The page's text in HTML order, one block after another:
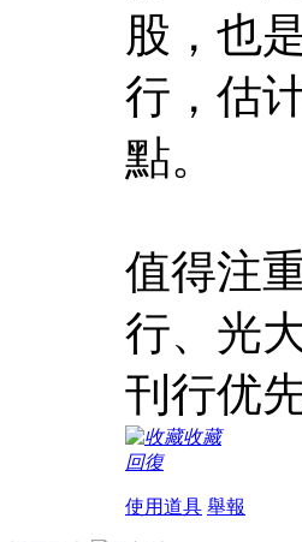
股，也
行，估
點。
值得注
行、光
刊行优
收藏
回復
使用道具 舉報